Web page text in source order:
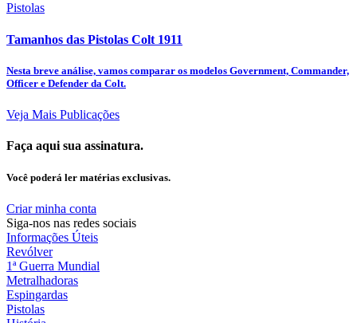
Pistolas
Tamanhos das Pistolas Colt 1911
Nesta breve análise, vamos comparar os modelos Government, Commander,
Officer e Defender da Colt.
Veja Mais Publicações
Faça aqui sua assinatura.
Você poderá ler matérias exclusivas.
Criar minha conta
Siga-nos nas redes sociais
Informações Úteis
Revólver
1ª Guerra Mundial
Metralhadoras
Espingardas
Pistolas